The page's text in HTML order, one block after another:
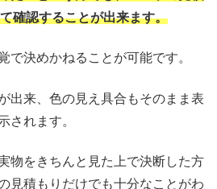
確認することが出来ます。
で決めかねることが可能です。
出来、色の見え具合もそのまま表
されます。
物をきちんと見た上で決断した方
見積もりだけでも十分なことがわ